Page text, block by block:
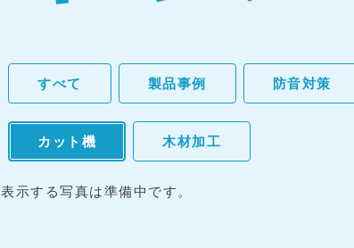
すべて 製品事例 防音対策
カット機 木材加工
表示する写真は準備中です。